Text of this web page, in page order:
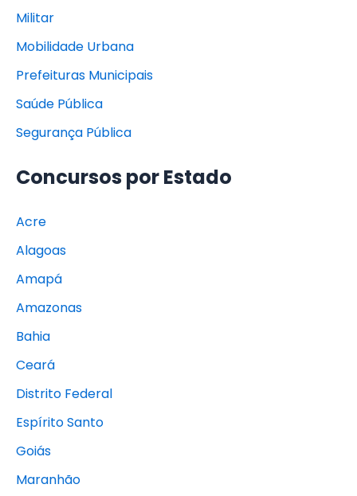
Militar
Mobilidade Urbana
Prefeituras Municipais
Saúde Pública
Segurança Pública
Concursos por Estado
Acre
Alagoas
Amapá
Amazonas
Bahia
Ceará
Distrito Federal
Espírito Santo
Goiás
Maranhão